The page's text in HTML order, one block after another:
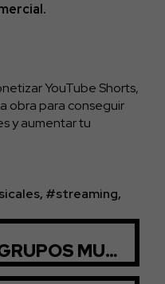
YouTube Shorts,
obra para conseguir
y aumentar tu
, streaming,
CAMISETAS DE GRUPOS MUSICALES: LAS MÁS ICÓNICAS